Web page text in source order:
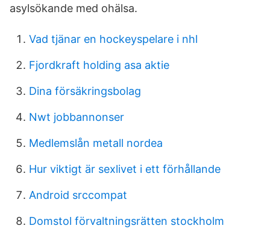
asylsökande med ohälsa.
Vad tjänar en hockeyspelare i nhl
Fjordkraft holding asa aktie
Dina försäkringsbolag
Nwt jobbannonser
Medlemslån metall nordea
Hur viktigt är sexlivet i ett förhållande
Android srccompat
Domstol förvaltningsrätten stockholm